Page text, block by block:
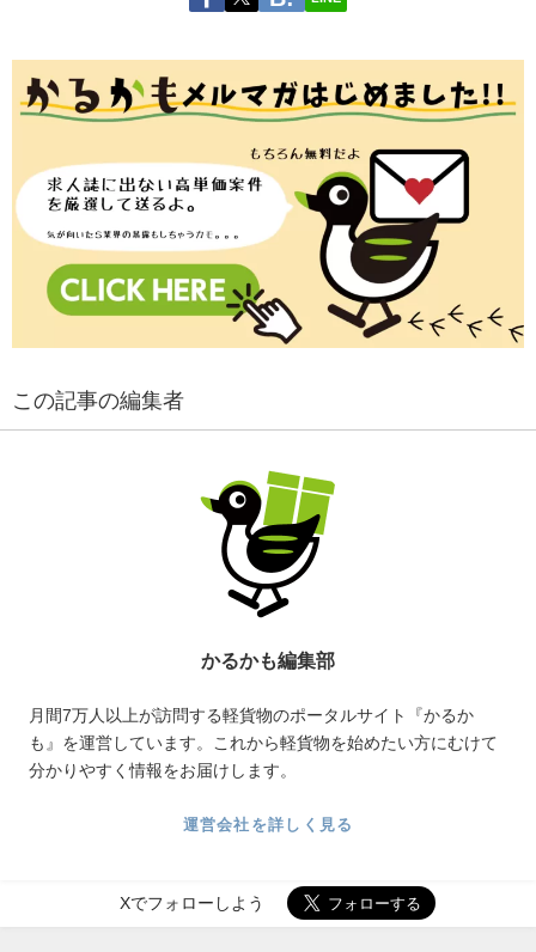
この記事の編集者
かるかも編集部
月間7万人以上が訪問する軽貨物のポータルサイト『かるか
も』を運営しています。これから軽貨物を始めたい方にむけて
分かりやすく情報をお届けします。
運営会社を詳しく見る
Xでフォローしよう